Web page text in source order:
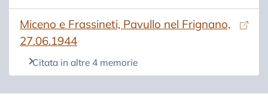
Miceno e Frassineti, Pavullo nel Frignano,
27.06.1944
(si apre in una nuova scheda)
Citata in altre 4 memorie